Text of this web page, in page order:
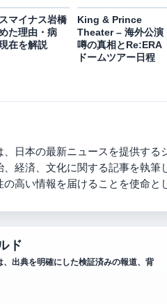
マイナス岩橋
た理由・病
在を解説
King & Prince
Theater – 海外公演
噂の真相とRe:ERA
ドームツアー日程
、日本の最新ニュースを提供する
、経済、文化に関する記事を執筆
の高い情報を届けることを使命と
ド
出典を明確にした検証済みの報道、背